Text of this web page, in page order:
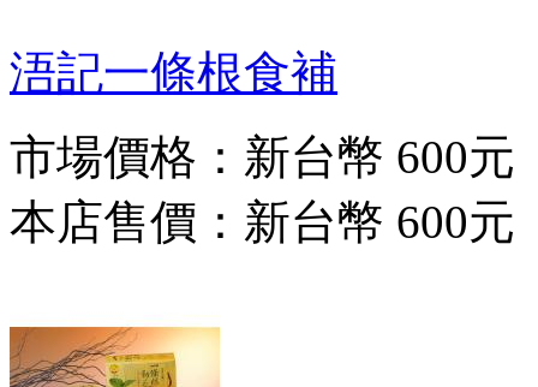
浯記一條根食補
市場價格： 新台幣 600元
本店售價： 新台幣 600元